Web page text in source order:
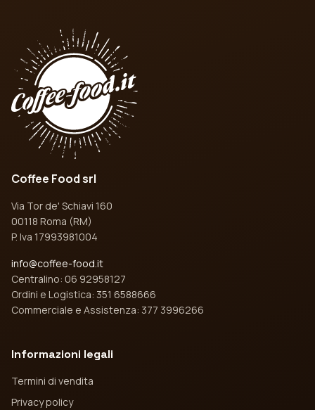
Coffee Food srl
Via Tor de' Schiavi 160
00118 Roma (RM)
P. Iva 17993981004
info@coffee-food.it
Centralino: 06 92958127
Ordini e Logistica: 351 6588666
Commerciale e Assistenza: 377 3996266
Informazioni legali
Termini di vendita
Privacy policy